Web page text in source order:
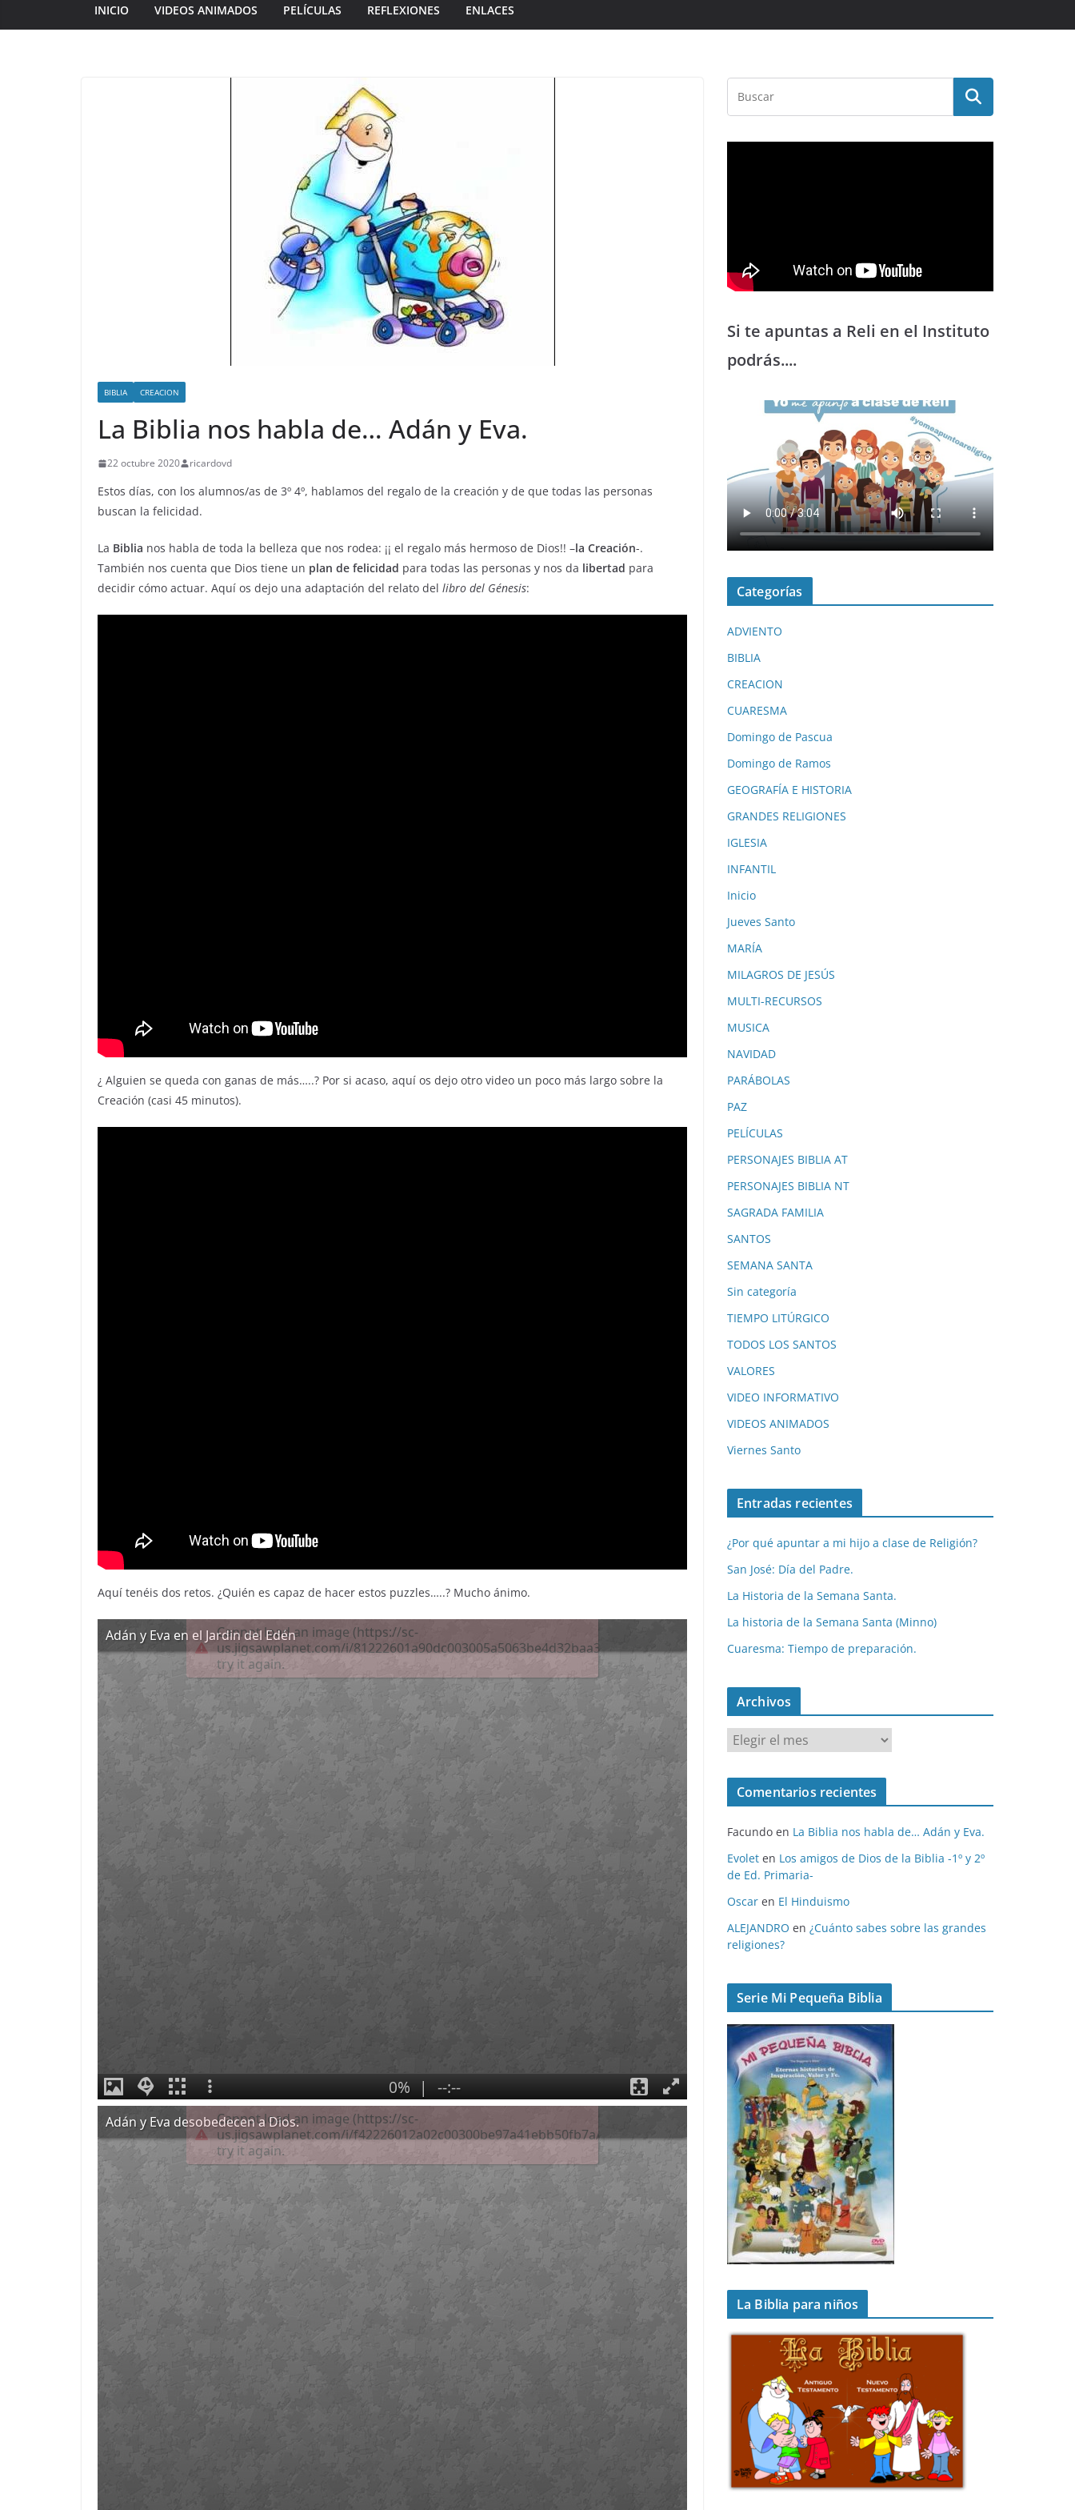
INICIO VIDEOS ANIMADOS PELÍCULAS REFLEXIONES ENLACES
BIBLIA CREACION
La Biblia nos habla de… Adán y Eva.
22 octubre 2020 ricardovd
Estos días, con los alumnos/as de 3º 4º, hablamos del regalo de la creación y de que todas las personas
buscan la felicidad.
La Biblia nos habla de toda la belleza que nos rodea: ¡¡ el regalo más hermoso de Dios!! –la Creación-.
También nos cuenta que Dios tiene un plan de felicidad para todas las personas y nos da libertad para
decidir cómo actuar. Aquí os dejo una adaptación del relato del libro del Génesis:
¿ Alguien se queda con ganas de más…..? Por si acaso, aquí os dejo otro video un poco más largo sobre la
Creación (casi 45 minutos).
Aquí tenéis dos retos. ¿Quién es capaz de hacer estos puzzles…..? Mucho ánimo.
Si te apuntas a Reli en el Instituto
podrás....
Categorías
ADVIENTO
BIBLIA
CREACION
CUARESMA
Domingo de Pascua
Domingo de Ramos
GEOGRAFÍA E HISTORIA
GRANDES RELIGIONES
IGLESIA
INFANTIL
Inicio
Jueves Santo
MARÍA
MILAGROS DE JESÚS
MULTI-RECURSOS
MUSICA
NAVIDAD
PARÁBOLAS
PAZ
PELÍCULAS
PERSONAJES BIBLIA AT
PERSONAJES BIBLIA NT
SAGRADA FAMILIA
SANTOS
SEMANA SANTA
Sin categoría
TIEMPO LITÚRGICO
TODOS LOS SANTOS
VALORES
VIDEO INFORMATIVO
VIDEOS ANIMADOS
Viernes Santo
Entradas recientes
¿Por qué apuntar a mi hijo a clase de Religión?
San José: Día del Padre.
La Historia de la Semana Santa.
La historia de la Semana Santa (Minno)
Cuaresma: Tiempo de preparación.
Archivos
r
c
v
o
s
Comentarios recientes
Facundo en La Biblia nos habla de… Adán y Eva.
Evolet en Los amigos de Dios de la Biblia -1º y 2º
de Ed. Primaria-
Oscar en El Hinduismo
ALEJANDRO en ¿Cuánto sabes sobre las grandes
religiones?
Serie Mi Pequeña Biblia
La Biblia para niños